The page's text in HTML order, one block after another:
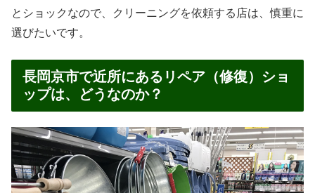
とショックなので、クリーニングを依頼する店は、慎重に
選びたいです。
長岡京市で近所にあるリペア（修復）ショ
ップは、どうなのか？